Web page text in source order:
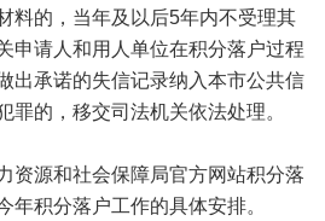
料的，当年及以后5年内不受理其
申请人和用人单位在积分落户过程
出承诺的失信记录纳入本市公共信
罪的，移交司法机关依法处理。
资源和社会保障局官方网站积分落
年积分落户工作的具体安排。